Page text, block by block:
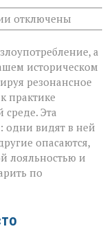
к
записи
не
только
но
и
пропуск?» — о
новом
взгляде
на
кумовство
отключены
а
историческом
резонансное
практике
среде. Эта
одни видят в ней
опасаются,
лояльностью и
по